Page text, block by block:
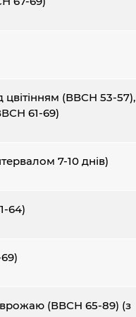
(ВВСН 53-57),
61-69)
7-10 днів)
64)
врожаю (ВВСН 65-89) (з